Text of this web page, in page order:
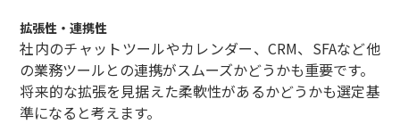
拡張性・連携性
社内のチャットツールやカレンダー、CRM、SFAなど他
の業務ツールとの連携がスムーズかどうかも重要です。
将来的な拡張を見据えた柔軟性があるかどうかも選定基
準になると考えます。